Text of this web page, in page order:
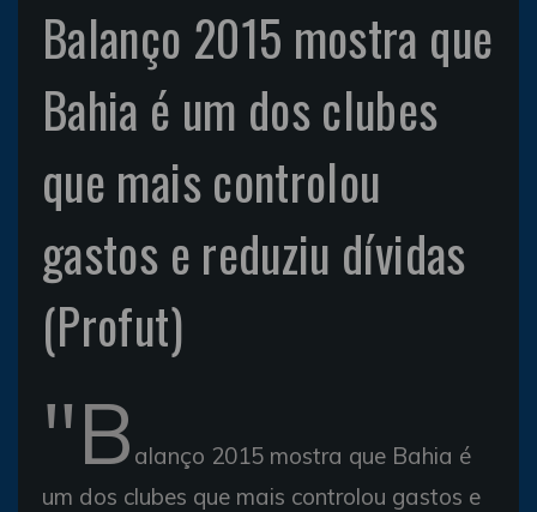
Balanço 2015 mostra que
Bahia é um dos clubes
que mais controlou
gastos e reduziu dívidas
(Profut)
"B alanço 2015 mostra que Bahia é
um dos clubes que mais controlou gastos e